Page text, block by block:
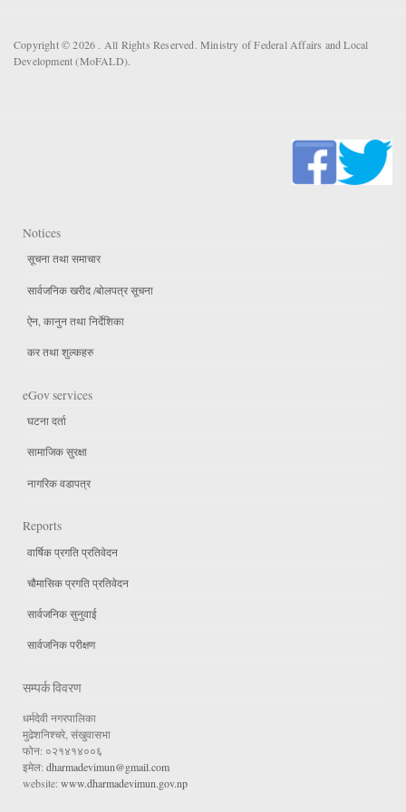
Copyright © 2026 . All Rights Reserved. Ministry of Federal Affairs and Local
Development (MoFALD).
Notices
सूचना तथा समाचार
सार्वजनिक खरीद /बोलपत्र सूचना
ऐन, कानुन तथा निर्देशिका
कर तथा शुल्कहरु
eGov services
घटना दर्ता
सामाजिक सुरक्षा
नागरिक वडापत्र
Reports
वार्षिक प्रगति प्रतिवेदन
चौमासिक प्रगति प्रतिवेदन
सार्वजनिक सुनुवाई
सार्वजनिक परीक्षण
सम्पर्क विवरण
धर्मदेवी नगरपालिका
मुढेशनिश्चरे, संखुवासभा
फोन: ०२१४१४००६
इमेल: dharmadevimun@gmail.com
website: www.dharmadevimun.gov.np